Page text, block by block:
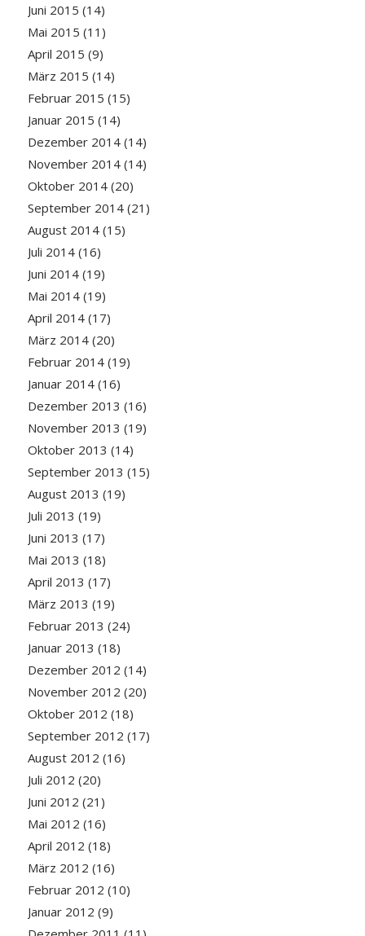
Juni 2015 (14)
Mai 2015 (11)
April 2015 (9)
März 2015 (14)
Februar 2015 (15)
Januar 2015 (14)
Dezember 2014(14)
November 2014(14)
Oktober 2014(20)
September 2014(21)
August 2014(15)
Juli 2014(16)
Juni 2014(19)
Mai 2014(19)
April 2014(17)
März 2014(20)
Februar 2014(19)
Januar 2014(16)
Dezember 2013 (16)
November 2013 (19)
Oktober 2013 (14)
September 2013 (15)
August 2013 (19)
Juli 2013 (19)
Juni 2013 (17)
Mai 2013 (18)
April 2013 (17)
März 2013 (19)
Februar 2013 (24)
Januar 2013 (18)
Dezember 2012 (14)
November 2012 (20)
Oktober 2012 (18)
September 2012 (17)
August 2012 (16)
Juli 2012 (20)
Juni 2012 (21)
Mai 2012 (16)
April 2012 (18)
März 2012 (16)
Februar 2012 (10)
Januar 2012 (9)